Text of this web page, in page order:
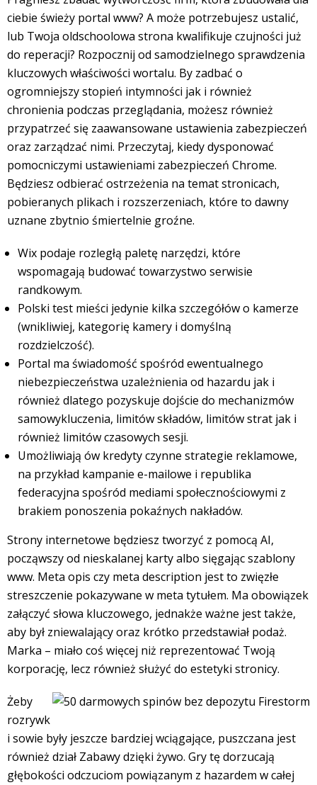
ciebie świeży portal www? A może potrzebujesz ustalić,
lub Twoja oldschoolowa strona kwalifikuje czujności już
do reperacji? Rozpocznij od samodzielnego sprawdzenia
kluczowych właściwości wortalu. By zadbać o
ogromniejszy stopień intymności jak i również
chronienia podczas przeglądania, możesz również
przypatrzeć się zaawansowane ustawienia zabezpieczeń
oraz zarządzać nimi. Przeczytaj, kiedy dysponować
pomocniczymi ustawieniami zabezpieczeń Chrome.
Będziesz odbierać ostrzeżenia na temat stronicach,
pobieranych plikach i rozszerzeniach, które to dawny
uznane zbytnio śmiertelnie groźne.
Wix podaje rozległą paletę narzędzi, które
wspomagają budować towarzystwo serwisie
randkowym.
Polski test mieści jedynie kilka szczegółów o kamerze
(wnikliwiej, kategorię kamery i domyślną
rozdzielczość).
Portal ma świadomość spośród ewentualnego
niebezpieczeństwa uzależnienia od hazardu jak i
również dlatego pozyskuje dojście do mechanizmów
samowykluczenia, limitów składów, limitów strat jak i
również limitów czasowych sesji.
Umożliwiają ów kredyty czynne strategie reklamowe,
na przykład kampanie e-mailowe i republika
federacyjna spośród mediami społecznościowymi z
brakiem ponoszenia pokaźnych nakładów.
Strony internetowe będziesz tworzyć z pomocą AI,
począwszy od nieskalanej karty albo sięgając szablony
www. Meta opis czy meta description jest to zwięzłe
streszczenie pokazywane w meta tytułem. Ma obowiązek
załączyć słowa kluczowego, jednakże ważne jest także,
aby był zniewalający oraz krótko przedstawiał podaż.
Marka – miało coś więcej niż reprezentować Twoją
korporację, lecz również służyć do estetyki stronicy.
Żeby
rozrywk
i sowie były jeszcze bardziej wciągające, puszczana jest
również dział Zabawy dzięki żywo. Gry tę dorzucają
głębokości odczuciom powiązanym z hazardem w całej